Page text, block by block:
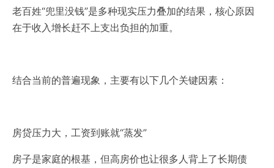
老百姓“兜里没钱”是多种现实压力叠加的结果，核心原因
在于收入增长赶不上支出负担的加重。‌
结合当前的普遍现象，主要有以下几个关键因素：
房贷压力大，工资到账就“蒸发”‌
房子是家庭的根基，但高房价也让很多人背上了长期债